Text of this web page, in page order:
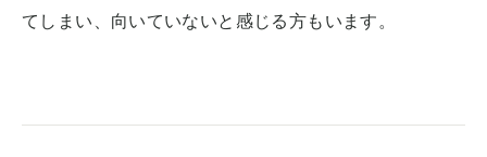
てしまい、向いていないと感じる方もいます。